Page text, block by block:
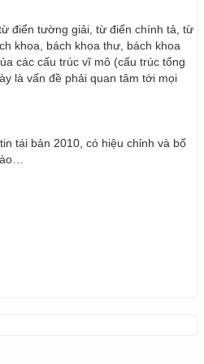
điển tường giải, từ điển chính tả, từ
khoa, bách khoa thư, bách khoa
các cấu trúc vĩ mô (cấu trúc tổng
là vấn đề phải quan tâm tới mọi
tái bản 2010, có hiệu chỉnh và bổ